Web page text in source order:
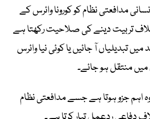
مدافعتی نظام کو کورونا وائرس کے
تربیت دینے کی صلاحیت رکھتا ہے
تبدیلیاں آ جائیں یا کوئی نیا وائرس
میں منتقل ہو جائے۔
اہم جزو ہوتا ہے جسے مدافعتی نظام